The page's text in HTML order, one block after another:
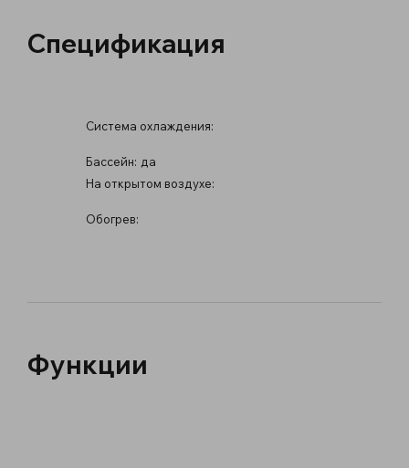
Спецификация
Система охлаждения:
Бассейн: да
На открытом воздухе:
Обогрев:
Функции